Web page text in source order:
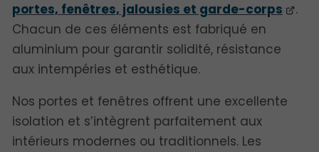
portes, fenêtres, jalousies et garde-corps
.
Chacun de ces éléments est fabriqué en
aluminium pour garantir solidité, résistance
aux intempéries et esthétique.
Nos portes et fenêtres offrent une excellente
isolation et s’intègrent parfaitement aux
intérieurs modernes ou traditionnels. Les